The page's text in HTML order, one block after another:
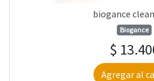
biogance
Biogance
$
Agregar al